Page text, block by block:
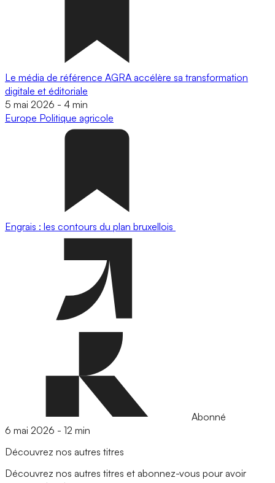
Le média de référence AGRA accélère sa transformation
digitale et éditoriale
5 mai 2026 - 4 min
Europe Politique agricole
Engrais : les contours du plan bruxellois
Abonné
6 mai 2026 - 12 min
Découvrez nos autres titres
Découvrez nos autres titres et abonnez-vous pour avoir